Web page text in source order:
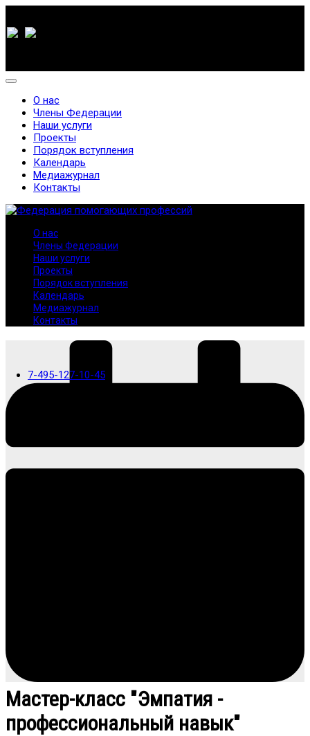
7-495-127-10-45
О нас
Члены Федерации
Наши услуги
Проекты
Порядок вступления
Календарь
Медиажурнал
Контакты
О нас
Члены Федерации
Наши услуги
Проекты
Порядок вступления
Календарь
Медиажурнал
Контакты
Мастер-класс "Эмпатия -
профессиональный навык"